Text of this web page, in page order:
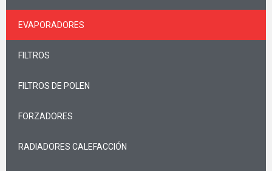
EVAPORADORES
FILTROS
FILTROS DE POLEN
FORZADORES
RADIADORES CALEFACCIÓN